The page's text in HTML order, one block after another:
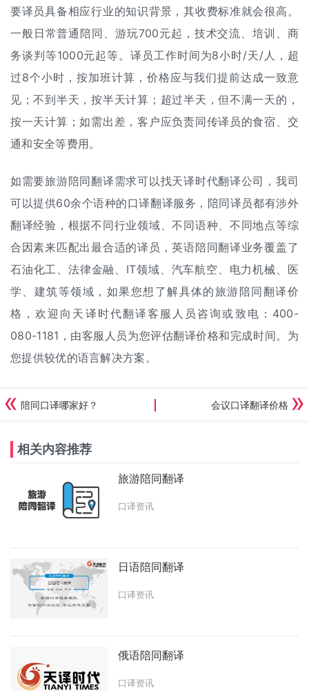
要译员具备相应行业的知识背景，其收费标准就会很高。
一般日常普通陪同、游玩700元起，技术交流、培训、商
务谈判等1000元起等。译员工作时间为8小时/天/人，超
过8个小时，按加班计算，价格应与我们提前达成一致意
见；不到半天，按半天计算；超过半天，但不满一天的，
按一天计算；如需出差，客户应负责同传译员的食宿、交
通和安全等费用。
如需要旅游陪同翻译需求可以找天译时代翻译公司，我司
可以提供60余个语种的口译翻译服务，陪同译员都有涉外
翻译经验，根据不同行业领域、不同语种、不同地点等综
合因素来匹配出最合适的译员，英语陪同翻译业务覆盖了
石油化工、法律金融、IT领域、汽车航空、电力机械、医
学、建筑等领域，如果您想了解具体的旅游陪同翻译价
格，欢迎向天译时代翻译客服人员咨询或致电：400-
080-1181，由客服人员为您评估翻译价格和完成时间。为
您提供较优的语言解决方案。
陪同口译哪家好？ 会议口译翻译价格
相关内容推荐
旅游陪同翻译
口译资讯
日语陪同翻译
口译资讯
俄语陪同翻译
口译资讯